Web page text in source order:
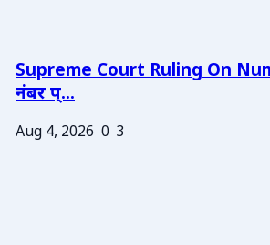
Supreme Court Ruling On
नंबर प्...
Aug 4, 2026 0 3